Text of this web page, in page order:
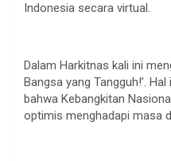
Indonesia secara virtual.
Dalam Harkitnas kali ini
Bangsa yang Tangguh!’.
bahwa Kebangkitan
optimis menghadapi masa